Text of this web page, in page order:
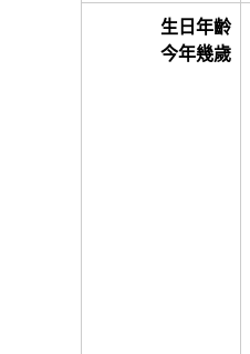
生日年齡
今年幾歲